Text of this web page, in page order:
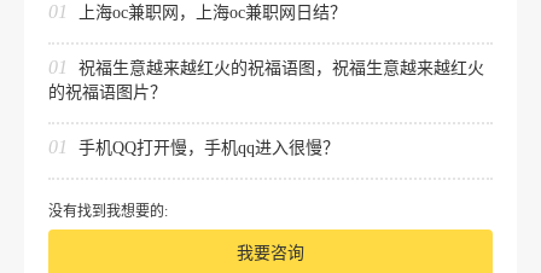
01 上海oc兼职网，上海oc兼职网日结？
01
祝福生意越来越红火的祝福语图，祝福生意越来越红火
的祝福语图片？
01 手机QQ打开慢，手机qq进入很慢？
没有找到我想要的:
我要咨询